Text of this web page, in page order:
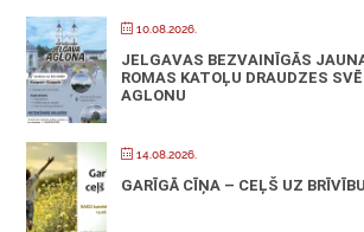
10.08.2026.
JELGAVAS BEZVAINĪGĀS
ROMAS KATOĻU DRAUDZES
AGLONU
14.08.2026.
GARĪGĀ CĪŅA – CEĻŠ UZ BRĪVĪBU